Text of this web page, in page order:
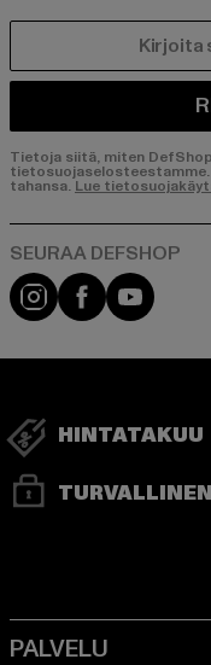
Tietoja siitä, miten
tahansa. Lue
Visit ourVisit our
Visit
HINTATAKUU